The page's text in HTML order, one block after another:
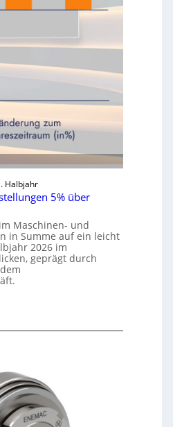
Halbjahr
5% über
Maschinen- und
in Summe auf ein leicht
2026 im
geprägt durch